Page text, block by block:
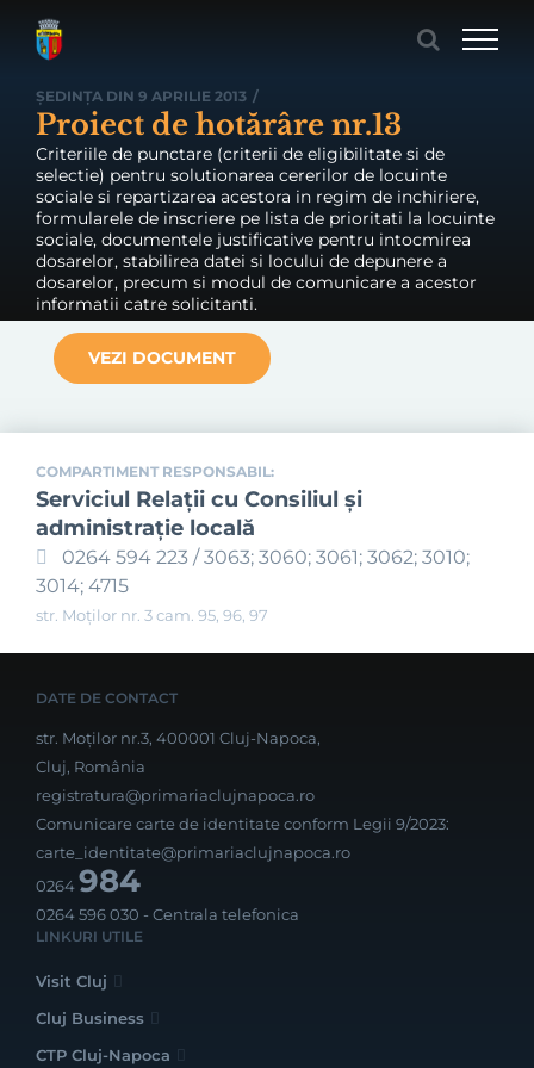
ȘEDINȚA DIN 9 APRILIE 2013 /
Proiect de hotărâre nr.13
Criteriile de punctare (criterii de eligibilitate si de
selectie) pentru solutionarea cererilor de locuinte
sociale si repartizarea acestora in regim de inchiriere,
formularele de inscriere pe lista de prioritati la locuinte
sociale, documentele justificative pentru intocmirea
dosarelor, stabilirea datei si locului de depunere a
dosarelor, precum si modul de comunicare a acestor
informatii catre solicitanti.
VEZI DOCUMENT
COMPARTIMENT RESPONSABIL:
Serviciul Relaţii cu Consiliul şi
administraţie locală
0264 594 223 / 3063; 3060; 3061; 3062; 3010;
3014; 4715
str. Moților nr. 3 cam. 95, 96, 97
DATE DE CONTACT
str. Moților nr.3, 400001 Cluj-Napoca,
Cluj, România
registratura@primariaclujnapoca.ro
Comunicare carte de identitate conform Legii 9/2023:
carte_identitate@primariaclujnapoca.ro
0264984
0264 596 030 - Centrala telefonica
LINKURI UTILE
Visit Cluj
Cluj Business
CTP Cluj-Napoca